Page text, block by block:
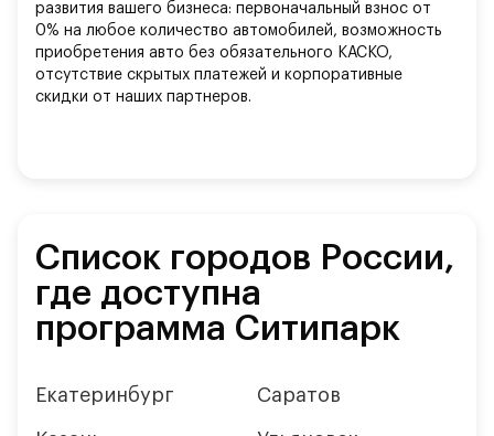
развития вашего бизнеса: первоначальный взнос от
0% на любое количество автомобилей, возможность
приобретения авто без обязательного КАСКО,
отсутствие скрытых платежей и корпоративные
скидки от наших партнеров.
Список городов России,
где доступна
программа Ситипарк
Екатеринбург Саратов